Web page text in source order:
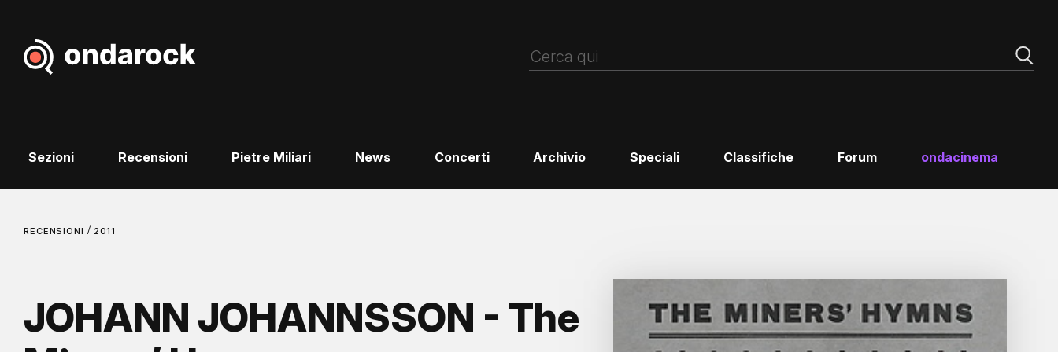
Sezioni Recensioni Pietre Miliari News Concerti Archivio Speciali Classifiche Forum ondacinema
RECENSIONI / 2011
JOHANN JOHANNSSON - The